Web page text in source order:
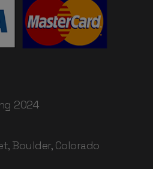
2024
Boulder, Colorado